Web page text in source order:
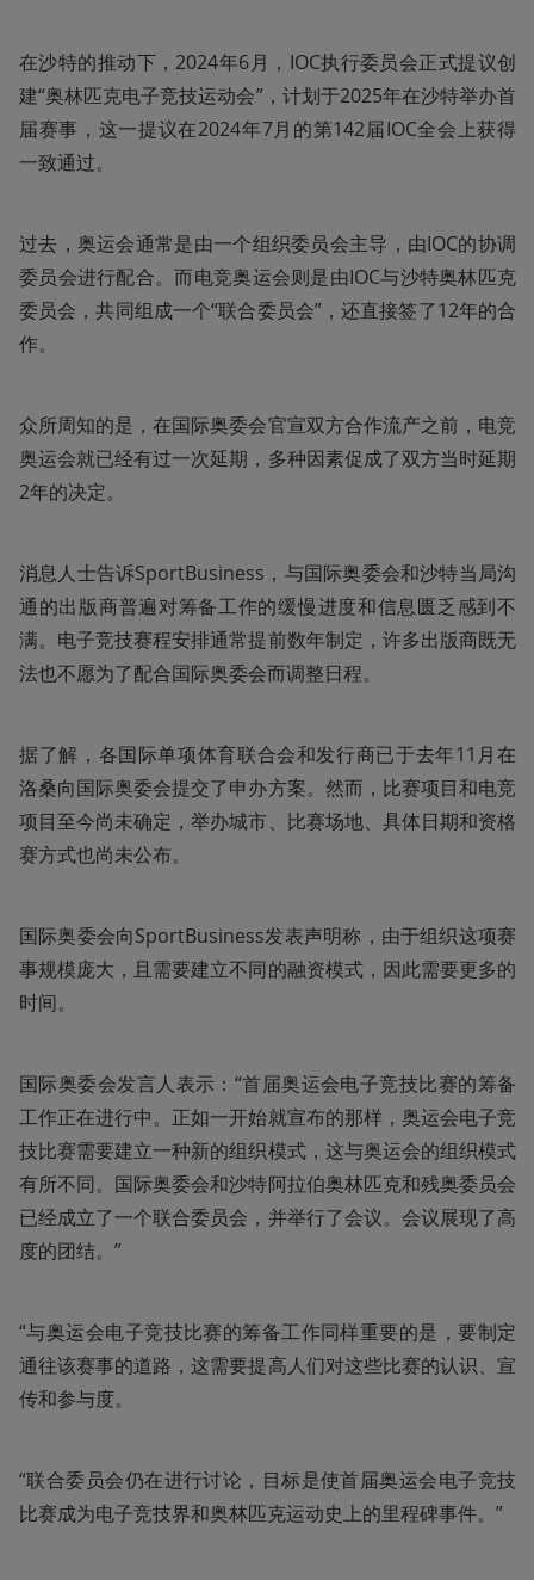
在沙特的推动下，2024年6月，IOC执行委员会正式提议创
建“奥林匹克电子竞技运动会”，计划于2025年在沙特举办首
届赛事，这一提议在2024年7月的第142届IOC全会上获得
一致通过。
过去，奥运会通常是由一个组织委员会主导，由IOC的协调
委员会进行配合。而电竞奥运会则是由IOC与沙特奥林匹克
委员会，共同组成一个“联合委员会”，还直接签了12年的合
作。
众所周知的是，在国际奥委会官宣双方合作流产之前，电竞
奥运会就已经有过一次延期，多种因素促成了双方当时延期
2年的决定。
消息人士告诉SportBusiness，与国际奥委会和沙特当局沟
通的出版商普遍对筹备工作的缓慢进度和信息匮乏感到不
满。电子竞技赛程安排通常提前数年制定，许多出版商既无
法也不愿为了配合国际奥委会而调整日程。
据了解，各国际单项体育联合会和发行商已于去年11月在
洛桑向国际奥委会提交了申办方案。然而，比赛项目和电竞
项目至今尚未确定，举办城市、比赛场地、具体日期和资格
赛方式也尚未公布。
国际奥委会向SportBusiness发表声明称，由于组织这项赛
事规模庞大，且需要建立不同的融资模式，因此需要更多的
时间。
国际奥委会发言人表示：“首届奥运会电子竞技比赛的筹备
工作正在进行中。正如一开始就宣布的那样，奥运会电子竞
技比赛需要建立一种新的组织模式，这与奥运会的组织模式
有所不同。国际奥委会和沙特阿拉伯奥林匹克和残奥委员会
已经成立了一个联合委员会，并举行了会议。会议展现了高
度的团结。”
“与奥运会电子竞技比赛的筹备工作同样重要的是，要制定
通往该赛事的道路，这需要提高人们对这些比赛的认识、宣
传和参与度。
“联合委员会仍在进行讨论，目标是使首届奥运会电子竞技
比赛成为电子竞技界和奥林匹克运动史上的里程碑事件。”